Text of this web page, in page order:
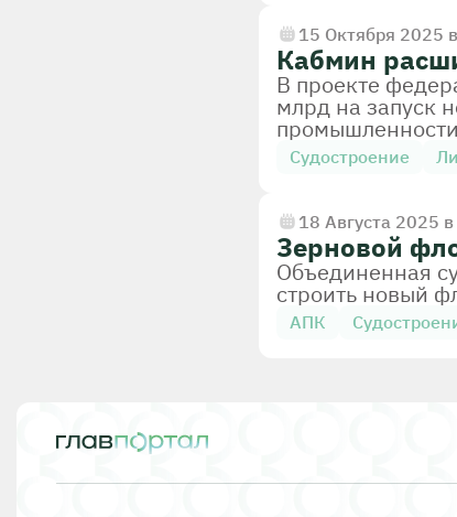
15 Октября 2025
Кабмин
В проекте
млрд на запуск
Судостроение
18 Августа 2025
Зерновой
Объединенная
строить новый
АПК